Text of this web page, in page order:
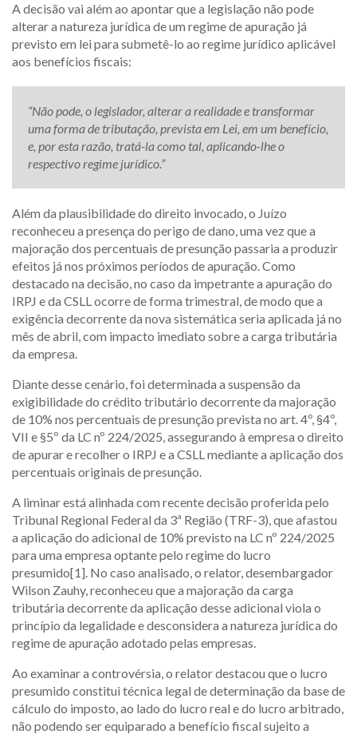
A decisão vai além ao apontar que a legislação não pode
alterar a natureza jurídica de um regime de apuração já
previsto em lei para submetê-lo ao regime jurídico aplicável
aos benefícios fiscais:
“Não pode, o legislador, alterar a realidade e transformar
uma forma de tributação, prevista em Lei, em um benefício,
e, por esta razão, tratá-la como tal, aplicando-lhe o
respectivo regime jurídico.”
Além da plausibilidade do direito invocado, o Juízo
reconheceu a presença do perigo de dano, uma vez que a
majoração dos percentuais de presunção passaria a produzir
efeitos já nos próximos períodos de apuração. Como
destacado na decisão, no caso da impetrante a apuração do
IRPJ e da CSLL ocorre de forma trimestral, de modo que a
exigência decorrente da nova sistemática seria aplicada já no
mês de abril, com impacto imediato sobre a carga tributária
da empresa.
Diante desse cenário, foi determinada a suspensão da
exigibilidade do crédito tributário decorrente da majoração
de 10% nos percentuais de presunção prevista no art. 4º, §4º,
VII e §5º da LC nº 224/2025, assegurando à empresa o direito
de apurar e recolher o IRPJ e a CSLL mediante a aplicação dos
percentuais originais de presunção.
A liminar está alinhada com recente decisão proferida pelo
Tribunal Regional Federal da 3ª Região (TRF-3), que afastou
a aplicação do adicional de 10% previsto na LC nº 224/2025
para uma empresa optante pelo regime do lucro
presumido[1]. No caso analisado, o relator, desembargador
Wilson Zauhy, reconheceu que a majoração da carga
tributária decorrente da aplicação desse adicional viola o
princípio da legalidade e desconsidera a natureza jurídica do
regime de apuração adotado pelas empresas.
Ao examinar a controvérsia, o relator destacou que o lucro
presumido constitui técnica legal de determinação da base de
cálculo do imposto, ao lado do lucro real e do lucro arbitrado,
não podendo ser equiparado a benefício fiscal sujeito a